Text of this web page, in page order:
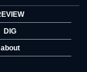
DIG
about